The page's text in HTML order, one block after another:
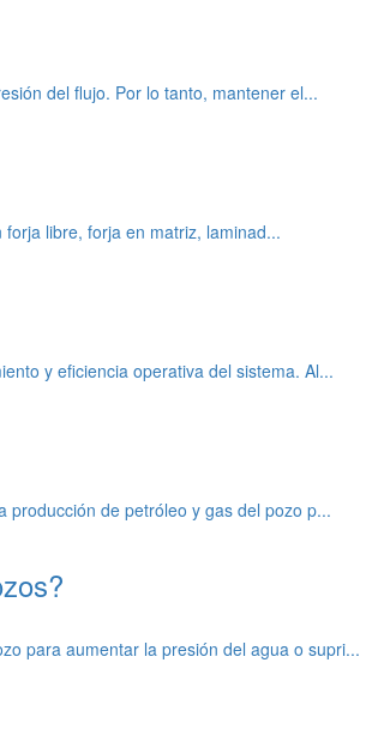
del flujo. Por lo tanto, mantener el...
libre, forja en matriz, laminad...
y eficiencia operativa del sistema. Al...
producción de petróleo y gas del pozo p...
para aumentar la presión del agua o supri...